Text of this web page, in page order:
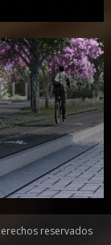
reservados